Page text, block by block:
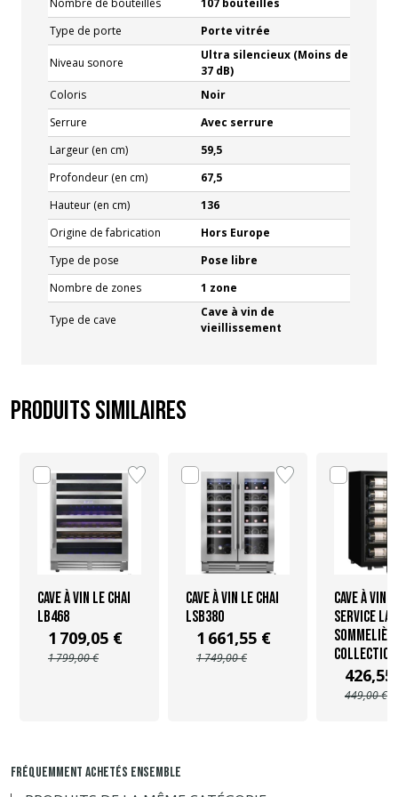
Type de porte
Porte vitrée
Niveau sonore
Ultra silencieux (Moins de
37 dB)
Coloris
Noir
Serrure
Avec serrure
Largeur (en cm)
59,5
Profondeur (en cm)
67,5
Hauteur (en cm)
136
Origine de fabrication
Hors Europe
Type de pose
Pose libre
Nombre de zones
1 zone
Type de cave
Cave à vin de
vieillissement
Produits similaires
Cave à vin Le Chai
LB468
1 709,05 €
1 799,00 €
Cave à vin Le Chai
LSB380
1 661,55 €
1 749,00 €
Cave à vin
service La
COLLECTION
449,00 €
FRÉQUEMMENT ACHETÉS ENSEMBLE